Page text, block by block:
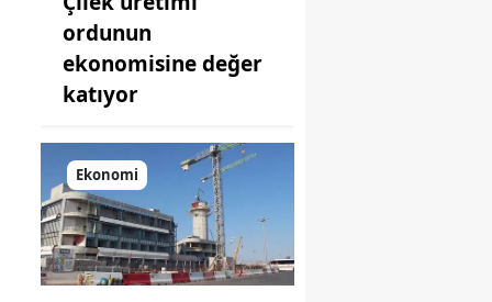
ordunun
ekonomisine değer
katıyor
Ekonomi